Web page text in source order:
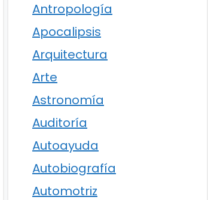
Antropología
Apocalipsis
Arquitectura
Arte
Astronomía
Auditoría
Autoayuda
Autobiografía
Automotriz